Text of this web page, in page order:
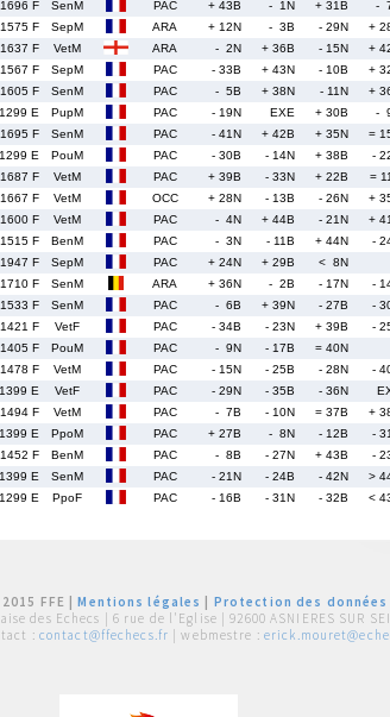
1696 F SenM PAC + 43B - 1N + 31B -
1575 F SepM ARA + 12N - 3B - 29N +
1637 F VetM ARA - 2N + 36B - 15N +
1567 F SepM PAC - 33B + 43N - 10B +
1605 F SenM PAC - 5B + 38N - 11N +
1299 E PupM PAC - 19N EXE + 30B -
1695 F SenM PAC - 41N + 42B + 35N =
1299 E PouM PAC - 30B - 14N + 38B -
1687 F VetM PAC + 39B - 33N + 22B =
1667 F VetM OCC + 28N - 13B - 26N +
1600 F VetM PAC - 4N + 44B - 21N +
1515 F BenM PAC - 3N - 11B + 44N -
1947 F SepM PAC + 24N + 29B < 8N
1710 F SenM ARA + 36N - 2B - 17N -
1533 F SenM PAC - 6B + 39N - 27B -
1421 F VetF PAC - 34B - 23N + 39B -
1405 F PouM PAC - 9N - 17B = 40N
1478 F VetM PAC - 15N - 25B - 28N -
1399 E VetF PAC - 29N - 35B - 36N
1494 F VetM PAC - 7B - 10N = 37B +
1399 E PpoM PAC + 27B - 8N - 12B -
1452 F BenM PAC - 8B - 27N + 43B -
1399 E SenM PAC - 21N - 24B - 42N >
1299 E PpoF PAC - 16B - 31N - 32B <
FFE |Mentions légales
Protection des données
des Echecs | 6 rue de l'Eglise | 92600 ASNIERES SUR
: contact@ffechecs.fr | webmestre :